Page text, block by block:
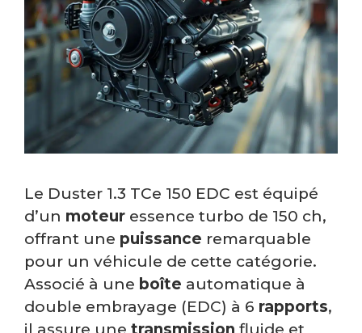
Le Duster 1.3 TCe 150 EDC est équipé
d’un moteur essence turbo de 150 ch,
offrant une puissance remarquable
pour un véhicule de cette catégorie.
Associé à une boîte automatique à
double embrayage (EDC) à 6 rapports,